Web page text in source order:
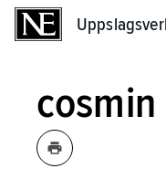
cosmin